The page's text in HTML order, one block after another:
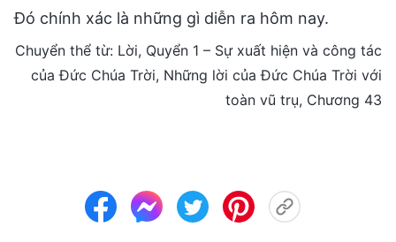
Đó chính xác là những gì diễn ra hôm nay.
Chuyển thể từ: Lời, Quyển 1 – Sự xuất hiện và công tác
của Đức Chúa Trời, Những lời của Đức Chúa Trời với
toàn vũ trụ, Chương 43